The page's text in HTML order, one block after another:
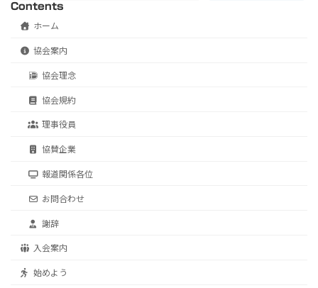
Contents
ホーム
協会案内
協会理念
協会規約
理事役員
協賛企業
報道関係各位
お問合わせ
謝辞
入会案内
始めよう